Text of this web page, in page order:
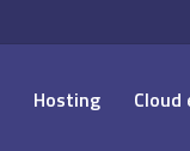
Hosting Cloud